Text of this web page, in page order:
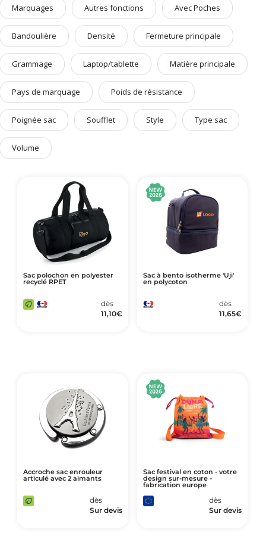
Art de Vivre à la Française
Plantes et Graines
Bien être & Sécurité
Sports, loisirs & jouets
Accessoires Auto & Vélo
PLV & Mobiliers Pub
Packaging sur-mesure
Temps Forts de l'Année
Marquages Autres fonctions Avec Poches
Bandoulière Densité Fermeture principale
Grammage Laptop/tablette Matière principale
Pays de marquage Poids de résistance
Poignée sac Soufflet Style Type sac
Volume
Sac polochon en polyester
recyclé RPET
dès
11,10€
Sac à bento isotherme 'Uji'
en polycoton
dès
11,65€
Accroche sac enrouleur
articulé avec 2 aimants
dès
Sur devis
Sac festival en coton - votre
design sur-mesure -
fabrication europe
dès
Sur devis